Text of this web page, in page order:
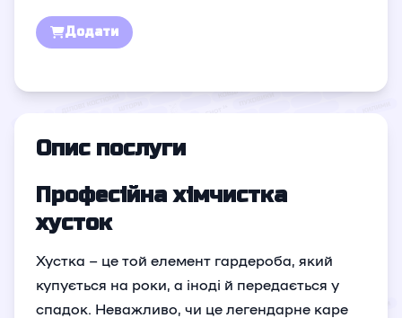
Додати
Опис послуги
Професійна хімчистка
хусток
Хустка – це той елемент гардероба, який
купується на роки, а іноді й передається у
спадок. Неважливо, чи це легендарне каре